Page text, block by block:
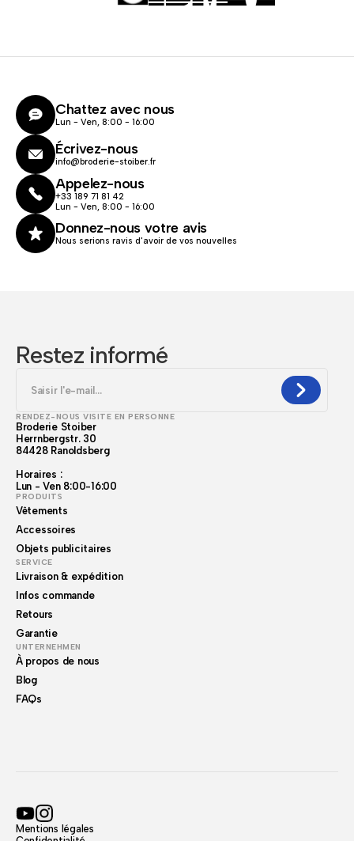
Chattez avec nous
Lun - Ven, 8:00 - 16:00
Écrivez-nous
info@broderie-stoiber.fr
Appelez-nous
+33 189 71 81 42
Lun - Ven, 8:00 - 16:00
Donnez-nous votre avis
Nous serions ravis d'avoir de vos nouvelles
Restez informé
RENDEZ-NOUS VISITE EN PERSONNE
Broderie Stoiber
Herrnbergstr. 30
84428 Ranoldsberg
Horaires :
Lun - Ven 8:00-16:00
PRODUITS
Vêtements
Accessoires
Objets publicitaires
SERVICE
Livraison & expédition
Infos commande
Retours
Garantie
UNTERNEHMEN
À propos de nous
Blog
FAQs
Mentions légales